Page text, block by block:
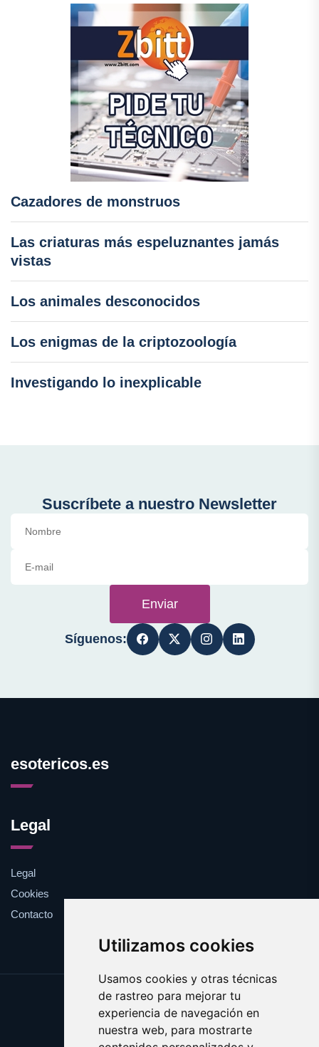
Utilizamos cookies
Usamos cookies y otras técnicas
de rastreo para mejorar tu
experiencia de navegación en
nuestra web, para mostrarte
Cazadores de monstruos
Las criaturas más espeluznantes jamás
vistas
Los animales desconocidos
Los enigmas de la criptozoología
Investigando lo inexplicable
Suscríbete a nuestro Newsletter
Enviar
Síguenos:
esotericos.es
Legal
Legal
Cookies
Contacto
Update cookies preferences
Copyright © 2025 esotericos.es